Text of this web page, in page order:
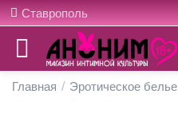
Ставрополь
Главная / Эротическое белье